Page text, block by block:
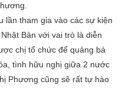
lần tham gia vào các sự kiện
Bản với vai trò là diễn
chị tổ chức để quảng bá
tình hữu nghị giữa 2 nước
Phương cũng sẽ rất tự hào